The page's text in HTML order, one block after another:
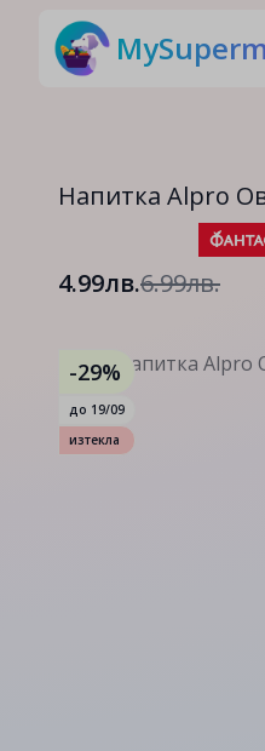
Напитка Alpro
4.99лв.6.99лв.
-29%
до 19/09
изтекла